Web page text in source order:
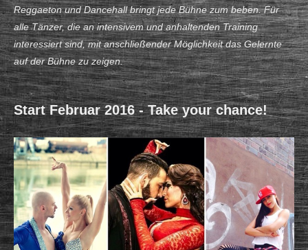
Reggaeton und Dancehall bringt jede Bühne zum beben. Für
alle Tänzer, die an intensivem und anhaltenden Training
interessiert sind, mit anschließender Möglichkeit das Gelernte
auf der Bühne zu zeigen.
Start Februar 2016 - Take your chance!